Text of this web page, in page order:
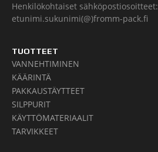
Henkilökohtaiset sähköpostiosoitteet:
etunimi.sukunimi(@)fromm-pack.fi
TUOTTEET
VANNEHTIMINEN
KÄÄRINTÄ
PAKKAUSTÄYTTEET
SILPPURIT
KÄYTTÖMATERIAALIT
TARVIKKEET